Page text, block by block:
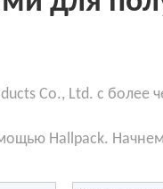
Co., Ltd. с
Hallpack. Начнем